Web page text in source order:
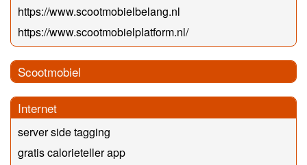
https://www.scootmobielbelang.nl
https://www.scootmobielplatform.nl/
Scootmobiel
Internet
server side tagging
gratis calorieteller app